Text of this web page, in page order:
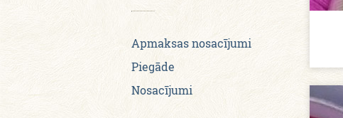
Apmaksas nosacījumi
Piegāde
Nosacījumi